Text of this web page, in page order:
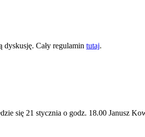
Cały regulamin tutaj.
się 21 stycznia o godz. 18.00 Janusz